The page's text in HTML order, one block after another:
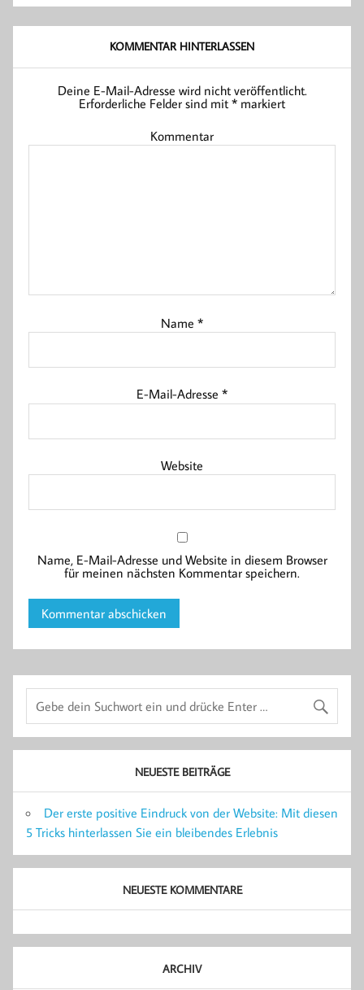
KOMMENTAR HINTERLASSEN
Deine E-Mail-Adresse wird nicht veröffentlicht.
Erforderliche Felder sind mit * markiert
Kommentar
Name *
E-Mail-Adresse *
Website
Name, E-Mail-Adresse und Website in diesem Browser
für meinen nächsten Kommentar speichern.
NEUESTE BEITRÄGE
Der erste positive Eindruck von der Website: Mit diesen
5 Tricks hinterlassen Sie ein bleibendes Erlebnis
NEUESTE KOMMENTARE
ARCHIV